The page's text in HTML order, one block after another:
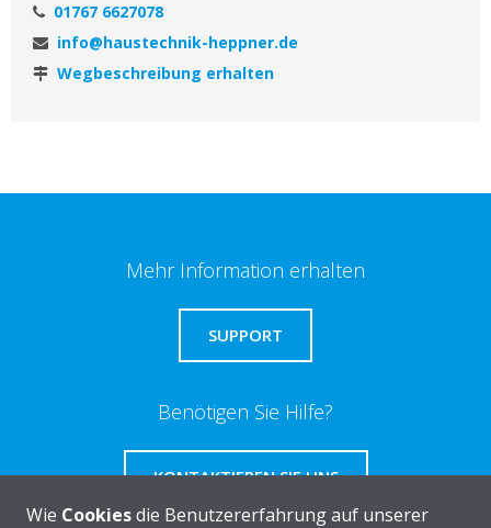
01767 6627078
info@haustechnik-heppner.de
Wegbeschreibung erhalten
Mehr Information erhalten
SUPPORT
Benötigen Sie Hilfe?
KONTAKTIEREN SIE UNS
Wie Cookiesdie Benutzererfahrung auf unserer